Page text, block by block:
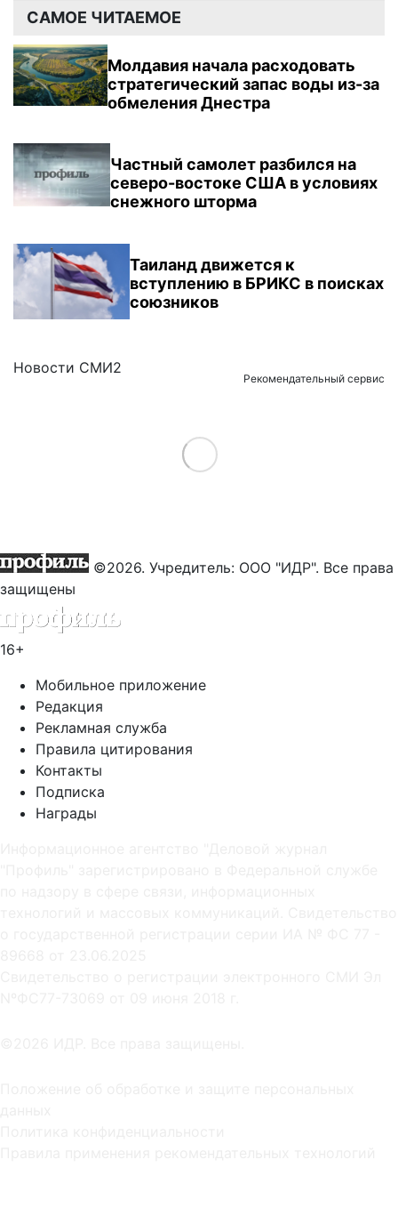
САМОЕ ЧИТАЕМОЕ
Молдавия начала расходовать
стратегический запас воды из-за
обмеления Днестра
Частный самолет разбился на
северо-востоке США в условиях
снежного шторма
Таиланд движется к
вступлению в БРИКС в поисках
союзников
Новости СМИ2
Рекомендательный сервис
Load More
©2026. Учредитель: ООО "ИДР". Все права
защищены
16+
Мобильное приложение
Редакция
Рекламная служба
Правила цитирования
Контакты
Подписка
Награды